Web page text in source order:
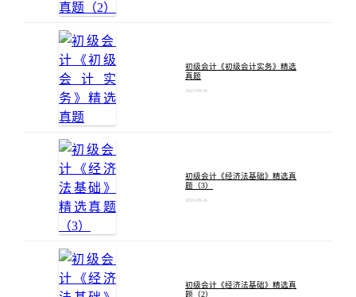
初级会计《初级会计实务》精选
真题
2023-09-26
初级会计《经济法基础》精选真
题（3）
2023-09-26
初级会计《经济法基础》精选真
题（2）